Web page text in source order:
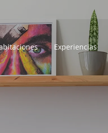
Experiencias